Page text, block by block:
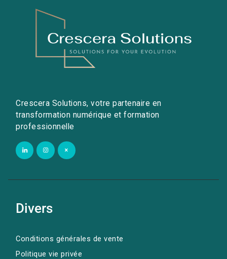
Crescera Solutions, votre partenaire en
transformation numérique et formation
professionnelle
Divers
Conditions générales de vente
Politique vie privée